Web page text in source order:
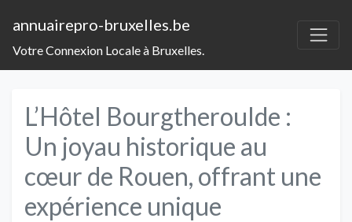
annuairepro-bruxelles.be
Votre Connexion Locale à Bruxelles.
L’Hôtel Bourgtheroulde :
Un joyau historique au
cœur de Rouen, offrant une
expérience unique